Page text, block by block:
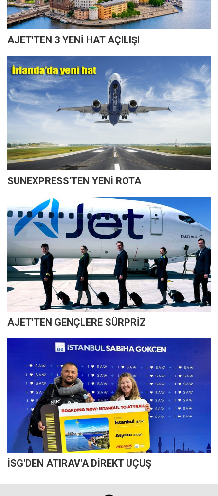
AJET'TEN 3 YENİ HAT AÇILIŞI
SUNEXPRESS'TEN YENİ ROTA
AJET'TEN GENÇLERE SÜRPRİZ
İSG'DEN ATIRAV'A DİREKT UÇUŞ